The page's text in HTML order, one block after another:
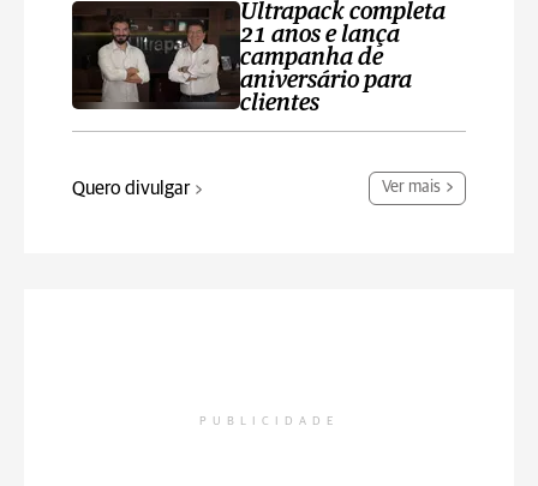
Ultrapack completa
21 anos e lança
campanha de
aniversário para
clientes
Quero divulgar Ver mais
PUBLICIDADE